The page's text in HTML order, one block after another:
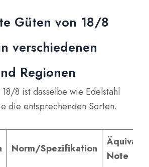
Güten von 18/8
verschiedenen
Regionen
8 ist dasselbe wie Edelstahl
die entsprechenden Sorten.
Norm/Spezifikation
Note